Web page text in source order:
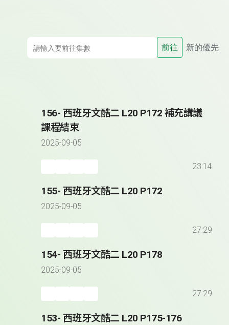
前往 新的優先
156- 西班牙文酷二 L20 P172 補充講議
課程結束
2025-09-05
23:14
155- 西班牙文酷二 L20 P172
2025-09-05
27:29
154- 西班牙文酷二 L20 P178
2025-09-05
27:29
153- 西班牙文酷二 L20 P175-176